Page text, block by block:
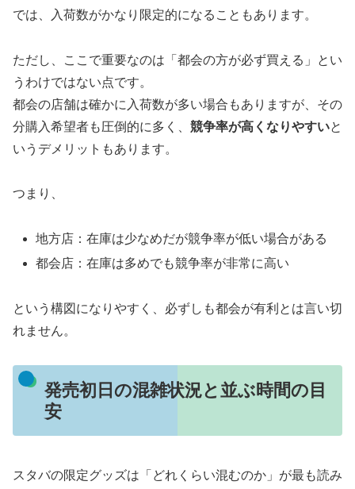
では、入荷数がかなり限定的になることもあります。
ただし、ここで重要なのは「都会の方が必ず買える」とい
うわけではない点です。
都会の店舗は確かに入荷数が多い場合もありますが、その
分購入希望者も圧倒的に多く、 競争率が高くなりやすいと
いうデメリットもあります。
つまり、
地方店：在庫は少なめだが競争率が低い場合がある
都会店：在庫は多めでも競争率が非常に高い
という構図になりやすく、必ずしも都会が有利とは言い切
れません。
発売初日の混雑状況と並ぶ時間の目
安
スタバの限定グッズは「どれくらい混むのか」が最も読み